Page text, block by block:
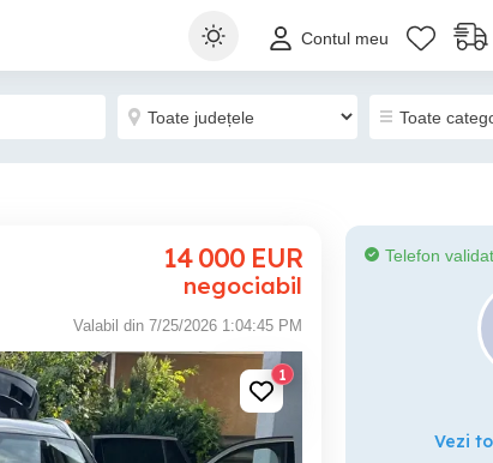
Contul meu
14 000 EUR
negociabil
Valabil din 7/25/2026 1:04:45 PM
1
Telefon validat
Vezi